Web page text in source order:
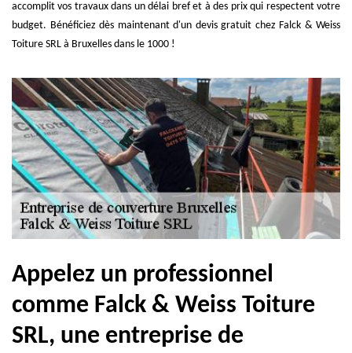
accomplit vos travaux dans un délai bref et à des prix qui respectent votre
budget. Bénéficiez dès maintenant d'un devis gratuit chez Falck & Weiss
Toiture SRL à Bruxelles dans le 1000 !
Appelez un professionnel
comme Falck & Weiss Toiture
SRL, une entreprise de